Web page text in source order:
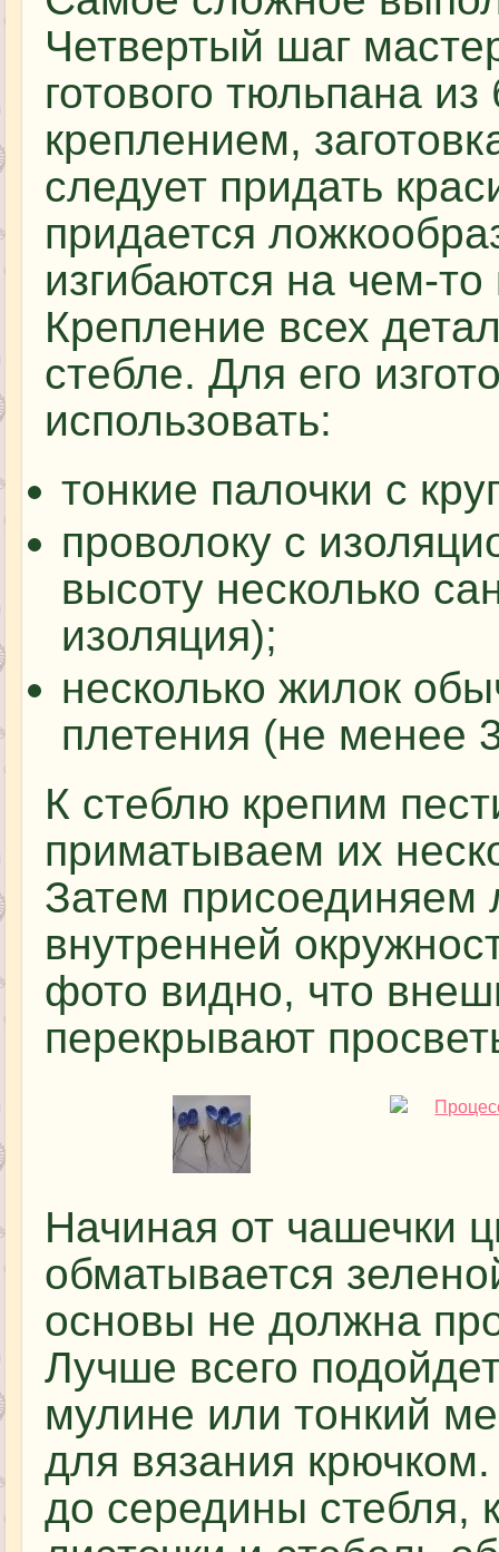
Четвертый шаг
готового тюльпана
креплением,
следует придать
придается
изгибаются на чем-
Крепление всех
стебле. Для его
использовать:
тонкие палочки с
проволоку с
высоту несколько
изоляция);
несколько жилок
плетения (не менее
К стеблю крепим
приматываем их
Затем присоединяем
внутренней
фото видно, что
перекрывают
Начиная от чашечки
обматывается
основы не должна
Лучше всего
мулине или тонкий
для вязания
до середины стебля,